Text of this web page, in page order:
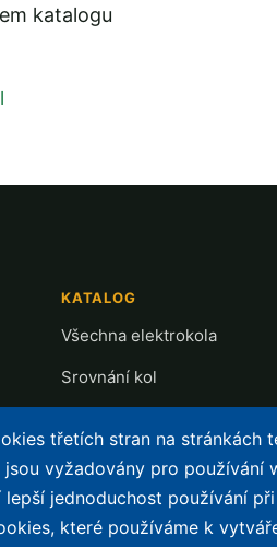
katalogu
KATALOG
Všechna elektrokola
Srovnání kol
Přehled motorů
třetích stran na stránkách
vyžadovány pro používání
jednoduchost používání
které používáme k